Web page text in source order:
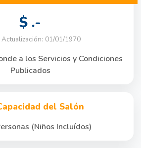
$ .-
Actualización: 01/01/1970
a los Servicios y Condiciones
Publicados
del Salón
(Niños Incluídos)